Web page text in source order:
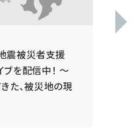
震被災者支援
を配信中！ ～
た、被災地の現